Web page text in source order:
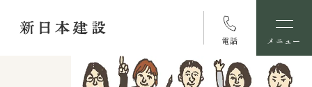
電話 メニュー